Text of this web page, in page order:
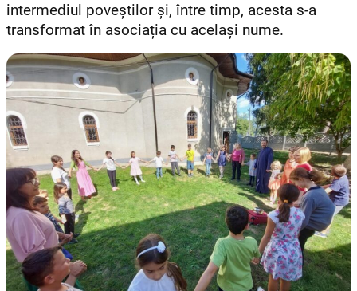
intermediul poveștilor și, între timp, acesta s-a
transformat în asociația cu același nume.